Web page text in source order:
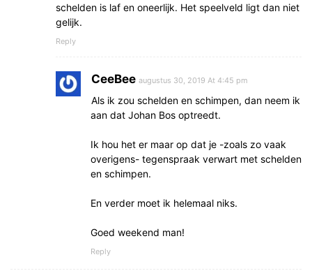
schelden is laf en oneerlijk. Het speelveld ligt dan niet
gelijk.
Reply
CeeBee augustus 30, 2019 At 4:45 pm
Als ik zou schelden en schimpen, dan neem ik
aan dat Johan Bos optreedt.
Ik hou het er maar op dat je -zoals zo vaak
overigens- tegenspraak verwart met schelden
en schimpen.
En verder moet ik helemaal niks.
Goed weekend man!
Reply